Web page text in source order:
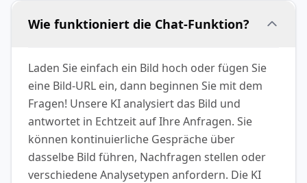
Wie funktioniert die Chat-Funktion?
Laden Sie einfach ein Bild hoch oder fügen Sie
eine Bild-URL ein, dann beginnen Sie mit dem
Fragen! Unsere KI analysiert das Bild und
antwortet in Echtzeit auf Ihre Anfragen. Sie
können kontinuierliche Gespräche über
dasselbe Bild führen, Nachfragen stellen oder
verschiedene Analysetypen anfordern. Die KI